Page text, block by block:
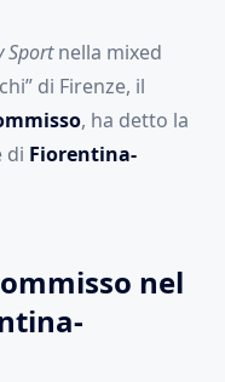
Sportnella mixed
di Firenze, il
, ha detto la
di Fiorentina-
nel